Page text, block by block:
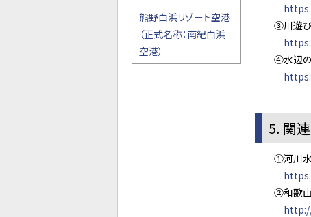
③川遊び安
④水辺の安
5．関
①河川水難
②和歌山県
熊野白浜リゾート空港
（正式名称：南紀白浜
空港）